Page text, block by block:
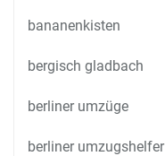
bananenkisten
bergisch gladbach
berliner umzüge
berliner umzugshelfer